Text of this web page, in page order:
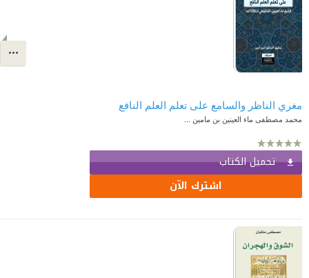
مغري الناظر والسامع على تعلم العلم النافع
محمد مصطفى ماء العينين بن مامين ...
تحميل الكتاب
اشترك الآن